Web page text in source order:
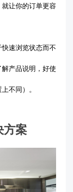
让你的订单更容
速浏览状态而不
产品说明，好使
不同）。
方案